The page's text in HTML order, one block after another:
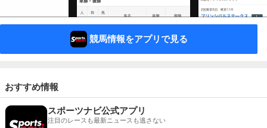
競馬情報をアプリで見る
おすすめ情報
スポーツナビ公式アプリ
注目のレースも最新ニュースも逃さない